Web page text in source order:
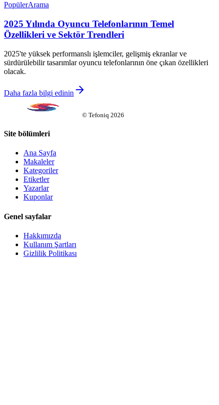
PopülerArama
2025 Yılında Oyuncu Telefonlarının Temel
Özellikleri ve Sektör Trendleri
2025'te yüksek performanslı işlemciler, gelişmiş ekranlar ve
sürdürülebilir tasarımlar oyuncu telefonlarının öne çıkan özellikleri
olacak.
Daha fazla bilgi edinin
© Tefoniq 2026
Site bölümleri
Ana Sayfa
Makaleler
Kategoriler
Etiketler
Yazarlar
Kuponlar
Genel sayfalar
Hakkımızda
Kullanım Şartları
Gizlilik Politikası